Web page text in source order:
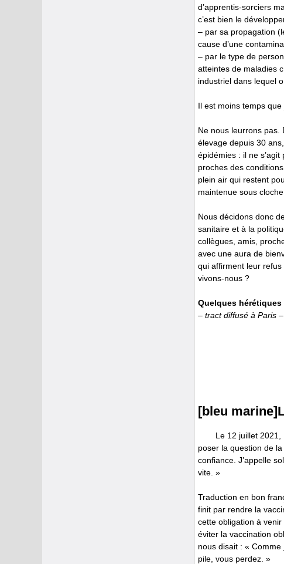
d’apprentis-sorciers
c’est bien le
– par sa propagation
cause d’une
– par le type de
atteintes de maladies
industriel dans lequel
Il est moins temps que
Ne nous leurrons pas.
élevage depuis 30
épidémies : il ne
proches des
plein air qui restent
maintenue sous cloche.
Nous décidons donc
sanitaire et à la
collègues, amis,
avec une aura de
qui affirment leur refus
vivons-nous ?
Quelques
– tract diffusé à Paris –
[bleu
Le 12 juillet 2021,
poser la question de
confiance. J’appelle
vite. »
Traduction en bon
finit par rendre la
cette obligation à
éviter la vaccination
nous disait : «
pile, vous perdez. »